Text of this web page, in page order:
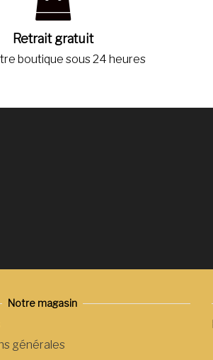
Retrait gratuit
boutique sous 24 heures
Notre magasin
générales